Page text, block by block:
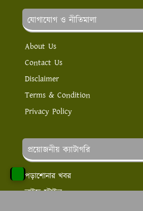
যোগাযোগ ও নীতিমালা
About Us
Contact Us
Disclaimer
Terms & Condition
Privacy Policy
প্রয়োজনীয় ক্যাটাগরি
পড়াশোনার খবর
লাইফ স্টাইল